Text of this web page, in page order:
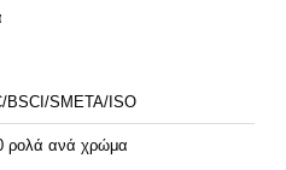
BSCI/SMETA/ISO
ρολά ανά χρώμα